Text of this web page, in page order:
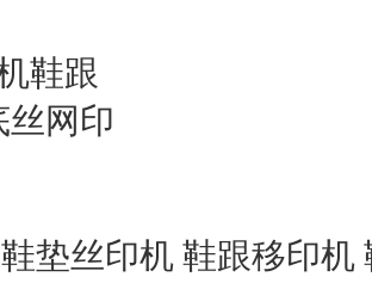
鞋垫丝印机 鞋跟移印机